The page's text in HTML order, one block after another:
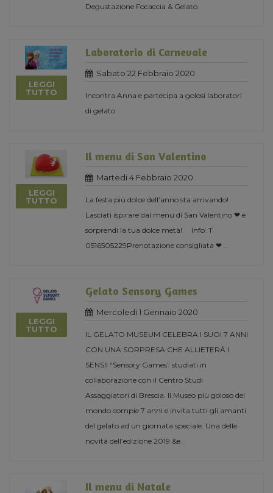
Degustazione Focaccia & Gelato
LEGGI
TUTTO
Laboratorio di Carnevale
Sabato 22 Febbraio 2020
Incontra Anna e partecipa a golosi laboratori
di gelato
LEGGI
TUTTO
Il menu di San Valentino
Martedi 4 Febbraio 2020
La festa più dolce dell’anno sta arrivando!
Lasciati ispirare dal menu di San Valentino ❤ e
sorprendi la tua dolce metà! Info: T
0516505229Prenotazione consigliata ❤
LEGGI
TUTTO
Gelato Sensory Games
Mercoledi 1 Gennaio 2020
IL GELATO MUSEUM CELEBRA I SUOI 7 ANNI
CON UNA SORPRESA CHE ALLIETERÁ I
SENSII “Sensory Games” studiati in
collaborazione con il Centro Studi
Assaggiatori di Brescia. Il Museo più goloso del
mondo compie 7 anni e invita tutti gli amanti
del gelato ad un giornata speciale. Una delle
novità dell’edizione 2019 &e
Il menu di Natale